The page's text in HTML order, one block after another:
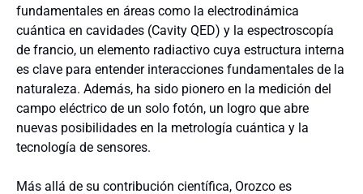
fundamentales en áreas como la electrodinámica
cuántica en cavidades (Cavity QED) y la espectroscopía
de francio, un elemento radiactivo cuya estructura interna
es clave para entender interacciones fundamentales de la
naturaleza. Además, ha sido pionero en la medición del
campo eléctrico de un solo fotón, un logro que abre
nuevas posibilidades en la metrología cuántica y la
tecnología de sensores.
Más allá de su contribución científica, Orozco es